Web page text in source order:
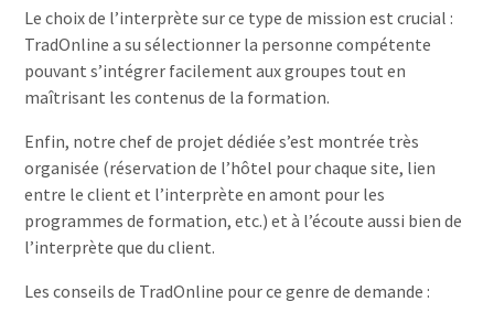
Le choix de l’interprète sur ce type de mission est crucial :
TradOnline a su sélectionner la personne compétente
pouvant s’intégrer facilement aux groupes tout en
maîtrisant les contenus de la formation.
Enfin, notre chef de projet dédiée s’est montrée très
organisée (réservation de l’hôtel pour chaque site, lien
entre le client et l’interprète en amont pour les
programmes de formation, etc.) et à l’écoute aussi bien de
l’interprète que du client.
Les conseils de TradOnline pour ce genre de demande :